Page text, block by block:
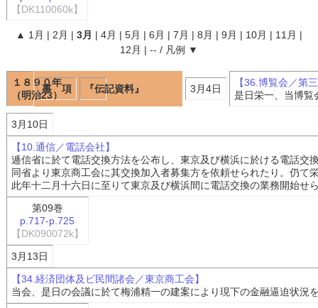
【DK110060k】
▲ 1月 | 2月 | 3月 | 4月 | 5月 | 6月 | 7月 | 8月 | 9月 | 10月 | 11月 |
12月 | -- / 凡例 ▼
１８９０年
（明治23）
事 項 『伝記資料』 3月4日
【36.博覧会／第
是日栄一、当博覧
3月10日
【10.通信／電話会社】
逓信省に於て電話交換方法を公布し、東京及び横浜に於ける電話交
同省より東京商工会に其交換加入者募集方を依頼せられたり。仍て
此年十二月十六日に至りて東京及び横浜間に電話交換の業務開始せ
第09巻
p.717-p.725
【DK090072k】
3月13日
【34.経済団体及ビ民間諸会／東京商工会】
当会、是日の会議に於て梅浦精一の建案により現下の金融逼迫状